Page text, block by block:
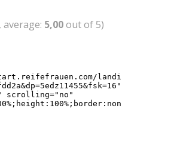
average: 5,00out of 5)